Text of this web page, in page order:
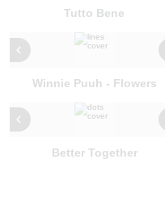
Tutto Bene
Winnie Puuh - Flowers
Better Together